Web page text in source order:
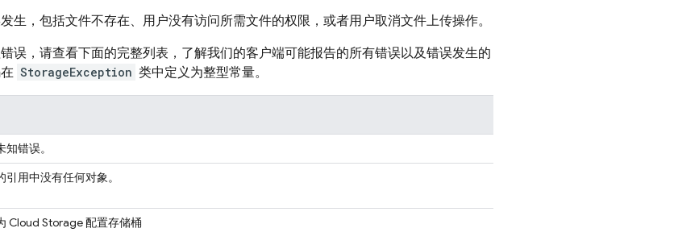
生，包括文件不存在、用户没有访问所需文件的权限，或者用户取消文件上传操作。
误，请查看下面的完整列表，了解我们的客户端可能报告的所有错误以及错误发生的
StorageException 类中定义为整型常量。
知错误。
引用中没有任何对象。
Cloud Storage配置存储桶